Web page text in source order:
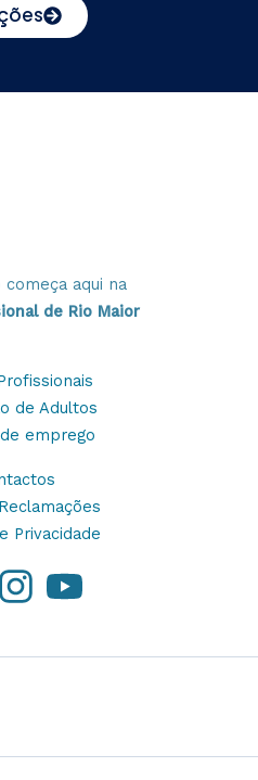
começa aqui na
de Rio Maior
de Adultos
emprego
Privacidade